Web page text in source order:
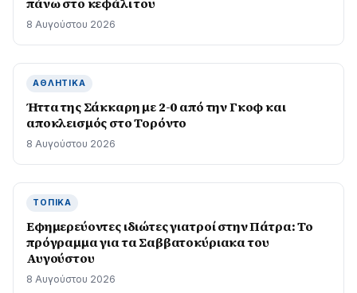
8 Αυγούστου 2026
ΑΘΛΗΤΙΚΆ
Ήττα της Σάκκαρη με 2-0 από την Γκοφ και
αποκλεισμός στο Τορόντο
8 Αυγούστου 2026
ΤΟΠΙΚΆ
Εφημερεύοντες ιδιώτες γιατροί στην Πάτρα: Το
πρόγραμμα για τα Σαββατοκύριακα του
Αυγούστου
8 Αυγούστου 2026